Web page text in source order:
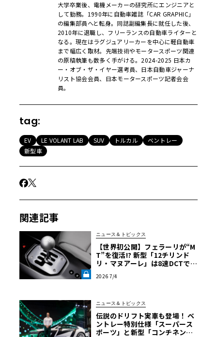
大学卒業後、電機メーカーの研究所にエンジニアと
して勤務。1990年に自動車雑誌「CAR GRAPHIC」
の編集部員へと転身。同誌副編集長に就任した後、
2010年に退職し、フリーランスの自動車ライターと
なる。現在はラグジュアリーカーを中心に軽自動車
まで幅広く取材。先端技術やモータースポーツ関連
の原稿執筆も数多く手がける。2024-2025 日本カ
ー・オブ・ザ・イヤー選考員、日本自動車ジャーナ
リスト協会会員、日本モータースポーツ記者会会
員。
tag:
EV LE VOLANT LAB SUV トルカル
ベントレー
新型車
関連記事
ニュース＆トピックス
【世界初公開】フェラーリが“M
T”を復活!? 新型「12チリンド
リ・マヌアーレ」は8速DCTで
E VOLANT LAB》
2026 7/4
ニュース＆トピックス
伝説のドリフト実車も登場！ ベ
ントレー特別仕様「スーパース
ポーツ」と新型「コンチネンタ